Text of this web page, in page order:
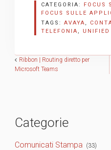
CATEGORIA: FOCUS
FOCUS SULLE
TAGS: AVAYA ,
TELEFONIA ,
Navigazione
Ribbon | Routing diretto per
Microsoft Teams
Categorie
Comunicati Stampa (33)